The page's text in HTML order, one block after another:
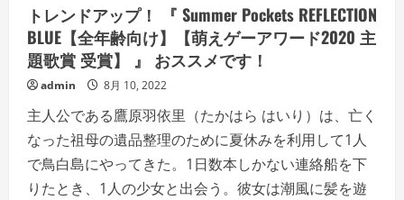
細
を
ご
覧
く
さ
トレンドアップ！ 『 Summer Pockets REFLECTION
BLUE【全年齢向け】【萌えゲーアワード2020 主
題歌賞 受賞】 』 おススメです！
admin 8月 10, 2022
主人公である鷹原羽依里（たかはら はいり）は、亡く
なった祖母の遺品整理のために夏休みを利用して1人
で鳥白島にやってきた。1日数本しかない連絡船を下
りたとき、1人の少女と出会う。彼女は潮風に髪を遊